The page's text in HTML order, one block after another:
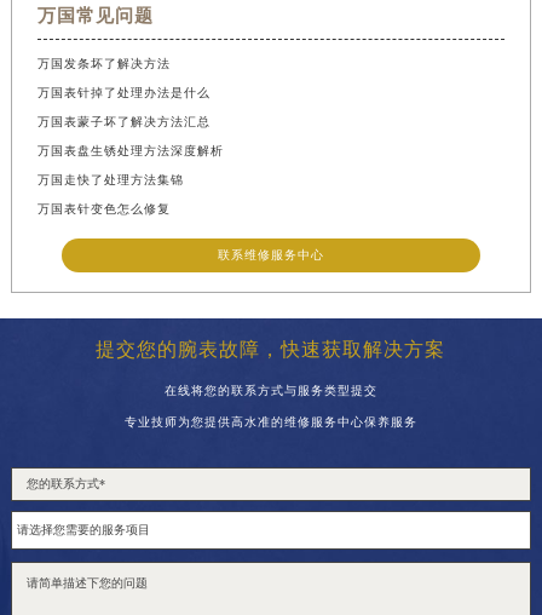
万国常见问题
万国发条坏了解决方法
万国表针掉了处理办法是什么
万国表蒙子坏了解决方法汇总
万国表盘生锈处理方法深度解析
万国走快了处理方法集锦
万国表针变色怎么修复
联系维修服务中心
提交您的腕表故障，快速获取解决方案
在线将您的联系方式与服务类型提交
专业技师为您提供高水准的维修服务中心保养服务